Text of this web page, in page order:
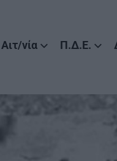
Αιτ/νία Π.Δ.Ε.